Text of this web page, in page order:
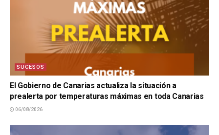
SUCESOS
El Gobierno de Canarias actualiza la situación a
prealerta por temperaturas máximas en toda Canarias
06/08/2026